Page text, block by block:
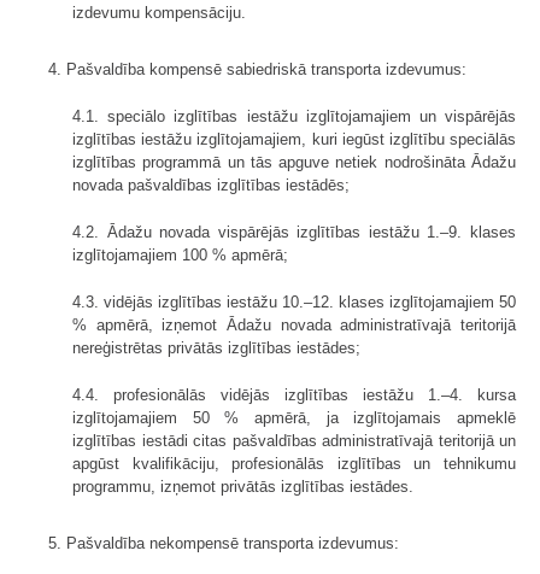
izdevumu kompensāciju.
4. Pašvaldība kompensē sabiedriskā transporta izdevumus:
4.1. speciālo izglītības iestāžu izglītojamajiem un vispārējās
izglītības iestāžu izglītojamajiem, kuri iegūst izglītību speciālās
izglītības programmā un tās apguve netiek nodrošināta Ādažu
novada pašvaldības izglītības iestādēs;
4.2. Ādažu novada vispārējās izglītības iestāžu 1.–9. klases
izglītojamajiem 100 % apmērā;
4.3. vidējās izglītības iestāžu 10.–12. klases izglītojamajiem 50
% apmērā, izņemot Ādažu novada administratīvajā teritorijā
nereģistrētas privātās izglītības iestādes;
4.4. profesionālās vidējās izglītības iestāžu 1.–4. kursa
izglītojamajiem 50 % apmērā, ja izglītojamais apmeklē
izglītības iestādi citas pašvaldības administratīvajā teritorijā un
apgūst kvalifikāciju, profesionālās izglītības un tehnikumu
programmu, izņemot privātās izglītības iestādes.
5. Pašvaldība nekompensē transporta izdevumus: